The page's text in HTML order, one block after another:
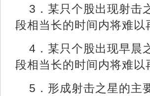
3．某只个股出现射击
段相当长的时间内将难以
4．某只个股出现早晨
段相当长的时间内将难以
5．形成射击之星的主